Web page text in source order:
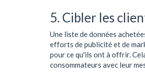
5. Cibler les
Une liste de données
efforts de publicité et de
pour ce qu'ils ont à offrir.
consommateurs avec leur